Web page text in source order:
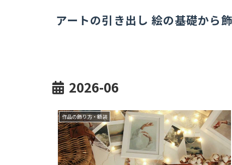
アートの引き出し 絵の基礎から
2026-06
作品の飾り方・額装